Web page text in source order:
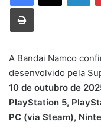
Imprimir
A Bandai Namco
desenvolvido pela
10 de outubro de
PlayStation 5,
PC (via Steam),